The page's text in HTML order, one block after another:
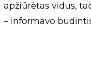
apžiūrėtas vidus,
– informavo